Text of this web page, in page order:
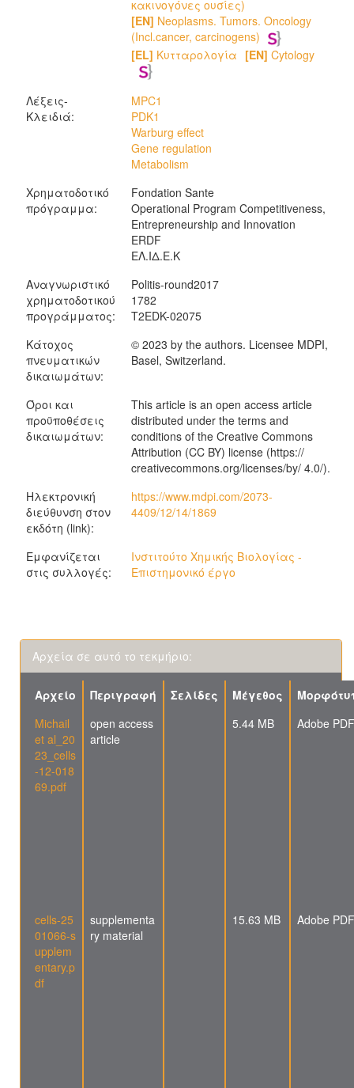
κακινογόνες ουσίες)
[EN] Neoplasms. Tumors. Oncology
(Incl.cancer, carcinogens)
[EL] Κυτταρολογία [EN] Cytology
Λέξεις-
Κλειδιά:
MPC1
PDK1
Warburg effect
Gene regulation
Metabolism
Χρηματοδοτικό
πρόγραμμα:
Fondation Sante
Operational Program Competitiveness,
Entrepreneurship and Innovation
ERDF
ΕΛ.ΙΔ.Ε.Κ
Αναγνωριστικό
χρηματοδοτικού
προγράμματος:
Politis-round2017
1782
T2EDK-02075
Κάτοχος
πνευματικών
δικαιωμάτων:
© 2023 by the authors. Licensee MDPI,
Basel, Switzerland.
Όροι και
προϋποθέσεις
δικαιωμάτων:
This article is an open access article
distributed under the terms and
conditions of the Creative Commons
Attribution (CC BY) license (https://
creativecommons.org/licenses/by/ 4.0/).
Ηλεκτρονική
διεύθυνση στον
εκδότη (link):
https://www.mdpi.com/2073-
4409/12/14/1869
Εμφανίζεται
στις συλλογές:
Ινστιτούτο Χημικής Βιολογίας -
Επιστημονικό έργο
Αρχεία σε αυτό το τεκμήριο:
Αρχείο Περιγραφή Σελίδες Μέγεθος
Michail
et al_20
23_cells
-12-018
69.pdf
open access
article
5.44 MB Adobe PDF
cells-25
01066-s
upplem
entary.p
df
supplementa
ry material
15.63 MB Adobe PDF